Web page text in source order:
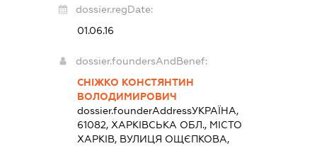
dossier.regDate:
01.06.16
dossier.foundersAndBenef:
СНІЖКО КОНСТЯНТИН
ВОЛОДИМИРОВИЧ
dossier.founderAddressУКРАЇНА,
61082, ХАРКІВСЬКА ОБЛ., МІСТО
ХАРКІВ, ВУЛИЦЯ ОЩЄПКОВА,